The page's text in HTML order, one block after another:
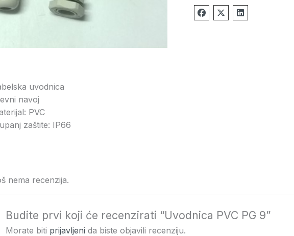
uvodnica
navoj
PVC
zaštite: IP66
nema recenzija.
Budite prvi koji će recenzirati “Uvodnica PVC PG 9”
Morate biti prijavljeni da biste objavili recenziju.